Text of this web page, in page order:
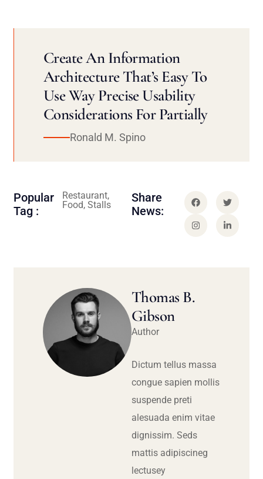
Create An Information
Architecture That’s Easy To
Use Way Precise Usability
Considerations For Partially
Ronald M. Spino
Popular
Tag :
Restaurant,
Food, Stalls
Share
News:
Thomas B.
Gibson
Author
Dictum tellus massa
congue sapien mollis
suspende preti
alesuada enim vitae
dignissim. Seds
mattis adipiscineg
lectusey